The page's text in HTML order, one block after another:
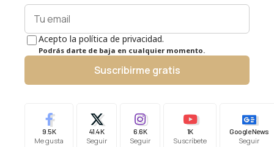
Acepto la política de privacidad.
Podrás darte de baja en cualquier momento.
Suscribirme gratis
9.5K
Me gusta
41.4K
Seguir
6.6K
Seguir
1K
Suscríbete
Google News
Seguir